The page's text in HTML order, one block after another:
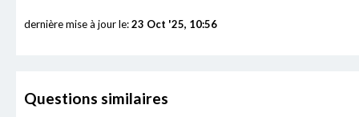
dernière mise à jour le:23 Oct '25, 10:56
Questions similaires